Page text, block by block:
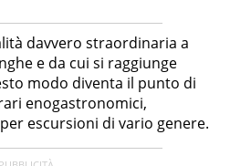
davvero straordinaria a
e da cui si raggiunge
modo diventa il punto di
enogastronomici,
escursioni di vario genere.